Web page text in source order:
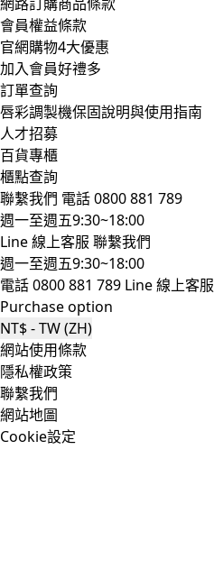
網路訂購商品條款
會員權益條款
官網購物4大優惠
加入會員好禮多
訂單查詢
唇彩調製機保固說明與使用指南
人才招募
百貨專櫃
櫃點查詢
聯繫我們 電話 0800 881 789
週一至週五9:30~18:00
Line 線上客服 聯繫我們
週一至週五9:30~18:00
電話 0800 881 789 Line 線上客服
Purchase option
NT$ - TW (ZH)
網站使用條款
隱私權政策
聯繫我們
網站地圖
Cookie設定